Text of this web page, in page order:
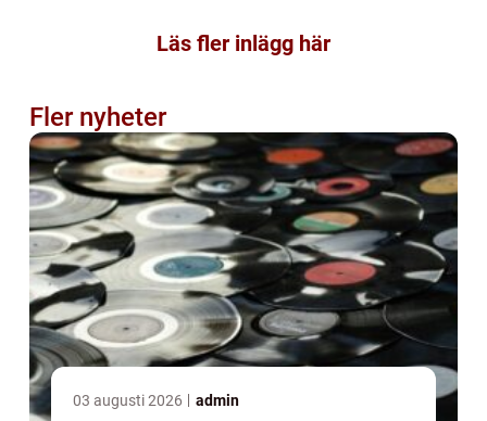
Läs fler inlägg här
Fler nyheter
03 augusti 2026 admin